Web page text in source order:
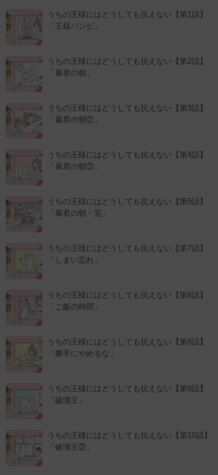
うちの王様にはどうしても抗えない【第1話】
「王様バンビ」
うちの王様にはどうしても抗えない【第2話】
「暴君の朝」
うちの王様にはどうしても抗えない【第3話】
「暴君の朝②」
うちの王様にはどうしても抗えない【第4話】
「暴君の朝③」
うちの王様にはどうしても抗えない【第5話】
「暴君の朝・完」
うちの王様にはどうしても抗えない【第7話】
「しまい忘れ」
うちの王様にはどうしても抗えない【第6話】
「ご飯の時間」
うちの王様にはどうしても抗えない【第8話】
「勝手にやめるな」
うちの王様にはどうしても抗えない【第9話】
「破壊王」
うちの王様にはどうしても抗えない【第10話】
「破壊王②」